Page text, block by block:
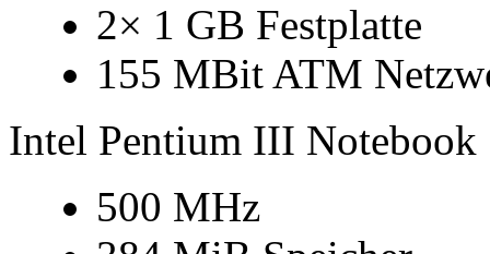
2× 1 GB Festplatte
155 MBit ATM
Intel Pentium III Notebook
500 MHz